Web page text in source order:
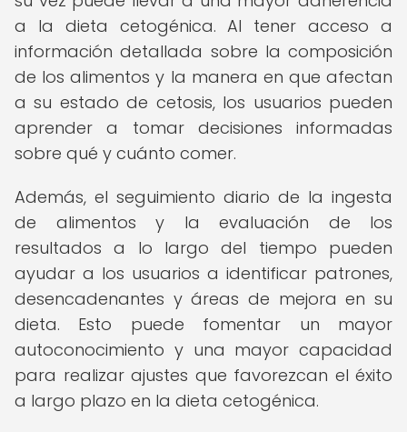
a la dieta cetogénica. Al tener acceso a
información detallada sobre la composición
de los alimentos y la manera en que afectan
a su estado de cetosis, los usuarios pueden
aprender a tomar decisiones informadas
sobre qué y cuánto comer.
Además, el seguimiento diario de la ingesta
de alimentos y la evaluación de los
resultados a lo largo del tiempo pueden
ayudar a los usuarios a identificar patrones,
desencadenantes y áreas de mejora en su
dieta. Esto puede fomentar un mayor
autoconocimiento y una mayor capacidad
para realizar ajustes que favorezcan el éxito
a largo plazo en la dieta cetogénica.